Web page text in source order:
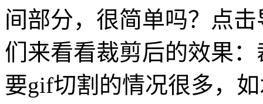
间部分，很简单吗？点
们来看看裁剪后的效果
要gif切割的情况很多，